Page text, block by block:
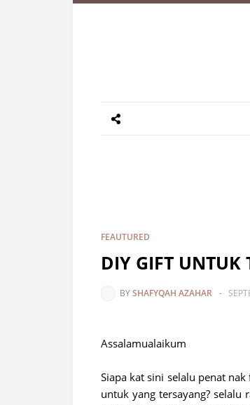
FEAUTURED
DIY GIFT UNTUK
BYSHAFYQAH AZAHAR -
Assalamualaikum
Siapa kat sini selalu penat
untuk yang tersayang? selalu